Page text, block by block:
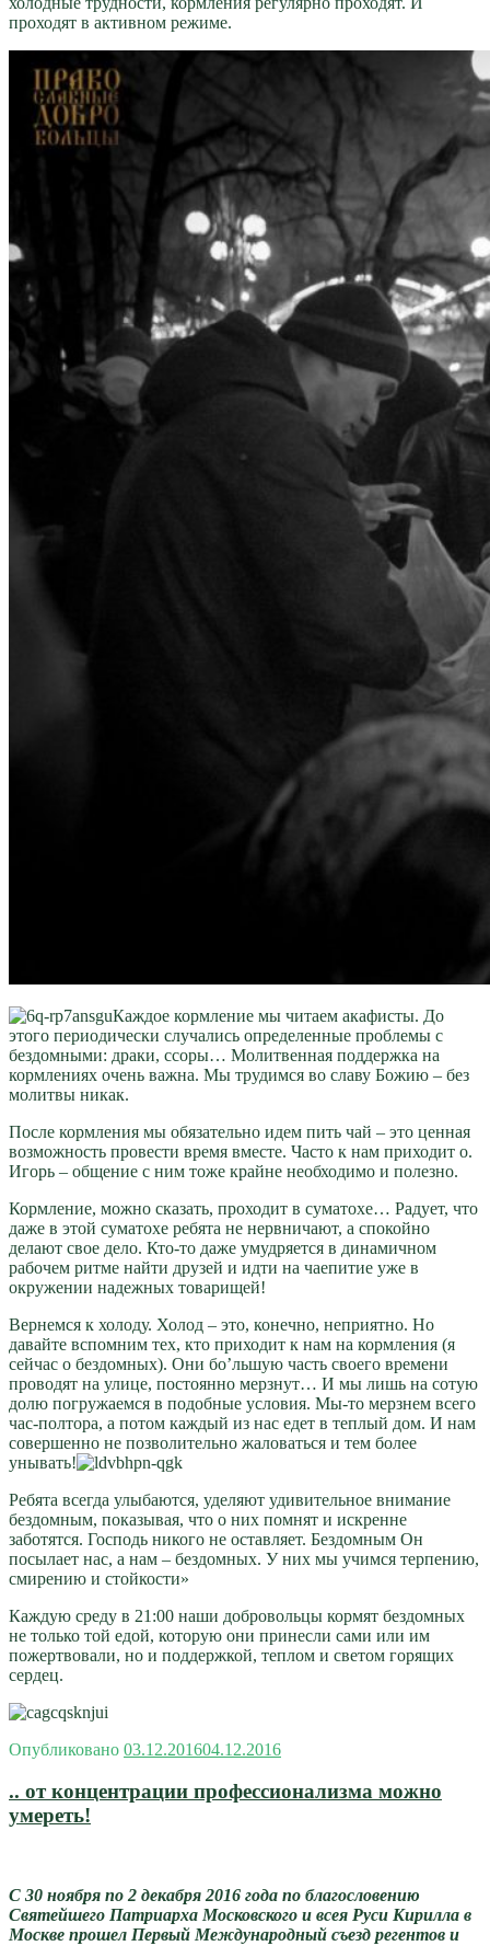
проходят в активном режиме.
Каждое кормление мы читаем акафисты. До
этого периодически случались определенные проблемы с
бездомными: драки, ссоры… Молитвенная поддержка на
кормлениях очень важна. Мы трудимся во славу Божию – без
молитвы никак.
После кормления мы обязательно идем пить чай – это ценная
возможность провести время вместе. Часто к нам приходит о.
Игорь – общение с ним тоже крайне необходимо и полезно.
Кормление, можно сказать, проходит в суматохе… Радует, что
даже в этой суматохе ребята не нервничают, а спокойно
делают свое дело. Кто-то даже умудряется в динамичном
рабочем ритме найти друзей и идти на чаепитие уже в
окружении надежных товарищей!
Вернемся к холоду. Холод – это, конечно, неприятно. Но
давайте вспомним тех, кто приходит к нам на кормления (я
сейчас о бездомных). Они бо’льшую часть своего времени
проводят на улице, постоянно мерзнут… И мы лишь на сотую
долю погружаемся в подобные условия. Мы-то мерзнем всего
час-полтора, а потом каждый из нас едет в теплый дом. И нам
совершенно не позволительно жаловаться и тем более
унывать!
Ребята всегда улыбаются, уделяют удивительное внимание
бездомным, показывая, что о них помнят и искренне
заботятся. Господь никого не оставляет. Бездомным Он
посылает нас, а нам – бездомных. У них мы учимся терпению,
смирению и стойкости»
Каждую среду в 21:00 наши добровольцы кормят бездомных
не только той едой, которую они принесли сами или им
пожертвовали, но и поддержкой, теплом и светом горящих
сердец.
Опубликовано 03.12.201604.12.2016
.. от концентрации профессионализма можно
умереть!
С 30 ноября по 2 декабря 2016 года по благословению
Святейшего Патриарха Московского и всея Руси Кирилла в
Москве прошел Первый Международный съезд регентов и